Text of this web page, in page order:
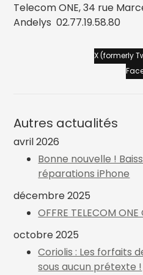
Telecom ONE, 34 rue
Andelys 02.77.19.58.80
X (formerly
Autres actualités
avril 2026
Bonne nouvelle !
réparations iPhone
décembre 2025
OFFRE TELECOM
octobre 2025
Coriolis : Les forfaits
sous aucun prétexte !